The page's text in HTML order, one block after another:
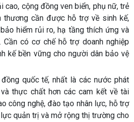
cao, cộng đồng ven biển, phụ nữ, trẻ
thương cần được hỗ trợ về sinh kế,
hiểm rủi ro, hạ tầng thích ứng và
có cơ chế hỗ trợ doanh nghiệp
kế bền vững cho người dân bảo vệ
quốc tế, nhất là các nước phát
thực chất hơn các cam kết về tài
công nghệ, đào tạo nhân lực, hỗ trợ
quản trị và mở rộng thị trường cho